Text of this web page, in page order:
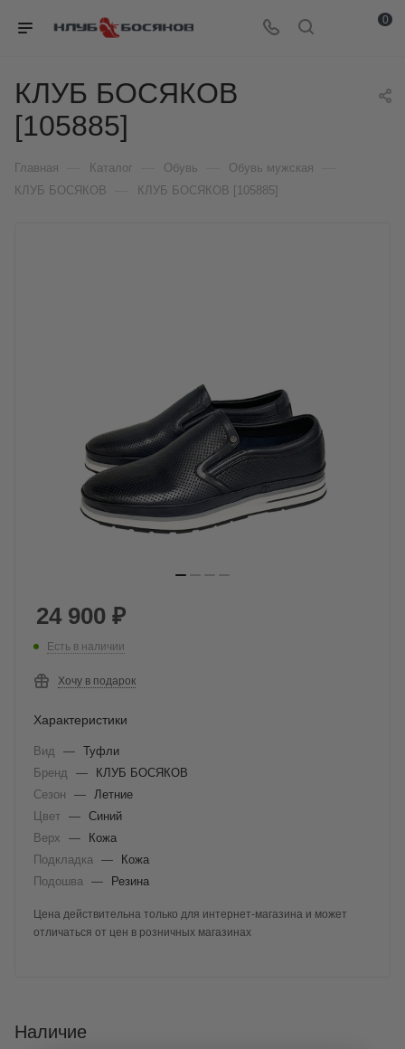
0
КЛУБ БОСЯКОВ
[105885]
Главная Каталог Обувь Обувь мужская
КЛУБ БОСЯКОВ КЛУБ БОСЯКОВ [105885]
24 900 ₽
Есть в наличии
Хочу в подарок
Характеристики
Вид — Туфли
Бренд
—
КЛУБ БОСЯКОВ
Сезон
—
Летние
Цвет — Синий
Верх
—
Кожа
Подкладка
—
Кожа
Подошва
— Резина
Цена действительна только для интернет-магазина и может
отличаться от цен в розничных магазинах
Наличие